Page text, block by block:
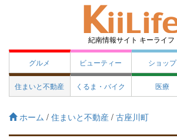
紀南情報サイト キーライフ
グルメ ビューティー ショップ
住まいと不動産 くるま・バイク 医療
ホーム / 住まいと不動産 / 古座川町